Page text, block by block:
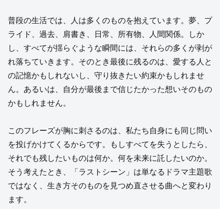
普段の生活では、人は多くのものを抱えています。夢、プ
ライド、過去、肩書き、日常、所有物、人間関係。しか
し、すべてが揺らぐような瞬間には、それらの多くが剥が
れ落ちていきます。そのとき最後に残るのは、愛する人と
の記憶かもしれないし、守り抜きたい約束かもしれませ
ん。あるいは、自分が最後まで信じたかった想いそのもの
かもしれません。
このフレーズが胸に刺さるのは、私たち自身にも同じ問い
を投げかけてくるからです。もしすべてを失うとしたら、
それでも残したいものは何か。何を未来に託したいのか。
そう考えたとき、「ラストシーン」は単なるドラマ主題歌
ではなく、生き方そのものを見つめ直させる曲へと変わり
ます。